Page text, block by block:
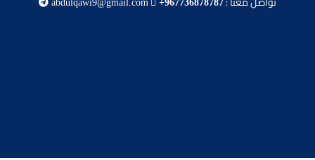
+967736878787
abdulqawi9@gmail.com